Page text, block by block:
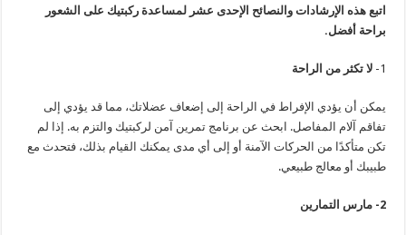
اتبع هذه الإرشادات والنصائح الإحدى عشر لمساعدة ركبتيك على الشعور
براحة أفضل.
1- لا تكثر من الراحة
يمكن أن يؤدي الإفراط في الراحة إلى إضعاف عضلاتك، مما قد يؤدي إلى
تفاقم آلام المفاصل. ابحث عن برنامج تمرين آمن لركبتيك والتزم به. إذا لم
تكن متأكدًا من الحركات الآمنة أو إلى أي مدى يمكنك القيام بذلك، فتحدث مع
طبيبك أو معالج طبيعي.
2- مارس التمارين